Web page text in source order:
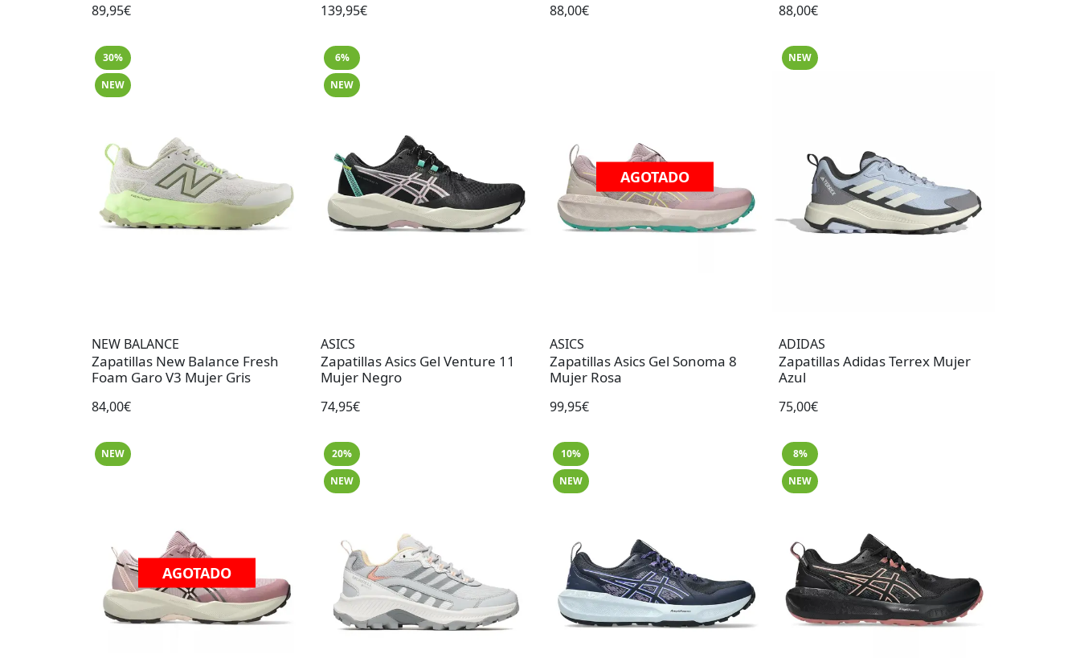
89,95€ 139,95€ 88,00€ 88,00€
30%
NEW
NEW BALANCE
Zapatillas New Balance Fresh
Foam Garo V3 Mujer Gris
84,00€
6%
NEW
ASICS
Zapatillas Asics Gel Venture 11
Mujer Negro
74,95€
AGOTADO
ASICS
Zapatillas Asics Gel Sonoma 8
Mujer Rosa
99,95€
NEW
ADIDAS
Zapatillas Adidas Terrex Mujer
Azul
75,00€
NEW
AGOTADO
20%
NEW
10%
NEW
8%
NEW